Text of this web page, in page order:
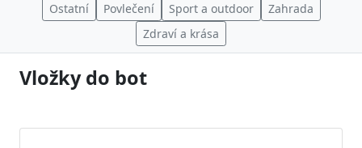
Ostatní
Povlečení Sport a outdoor
Zahrada
Zdraví a krása
Vložky do bot